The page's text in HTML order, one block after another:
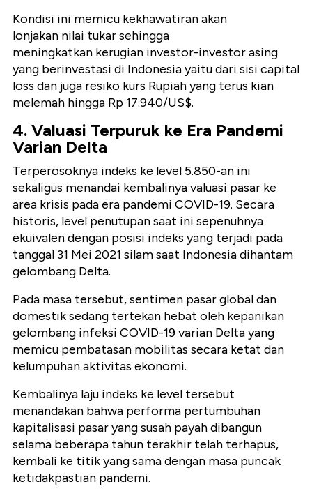
Kondisi ini memicu kekhawatiran akan
lonjakan nilai tukar sehingga
meningkatkan kerugian investor-investor asing
yang berinvestasi di Indonesia yaitu dari sisi capital
loss dan juga resiko kurs Rupiah yang terus kian
melemah hingga Rp 17.940/US$.
4. Valuasi Terpuruk ke Era Pandemi
Varian Delta
Terperosoknya indeks ke level 5.850-an ini
sekaligus menandai kembalinya valuasi pasar ke
area krisis pada era pandemi COVID-19. Secara
historis, level penutupan saat ini sepenuhnya
ekuivalen dengan posisi indeks yang terjadi pada
tanggal 31 Mei 2021 silam saat Indonesia dihantam
gelombang Delta.
Pada masa tersebut, sentimen pasar global dan
domestik sedang tertekan hebat oleh kepanikan
gelombang infeksi COVID-19 varian Delta yang
memicu pembatasan mobilitas secara ketat dan
kelumpuhan aktivitas ekonomi.
Kembalinya laju indeks ke level tersebut
menandakan bahwa performa pertumbuhan
kapitalisasi pasar yang susah payah dibangun
selama beberapa tahun terakhir telah terhapus,
kembali ke titik yang sama dengan masa puncak
ketidakpastian pandemi.